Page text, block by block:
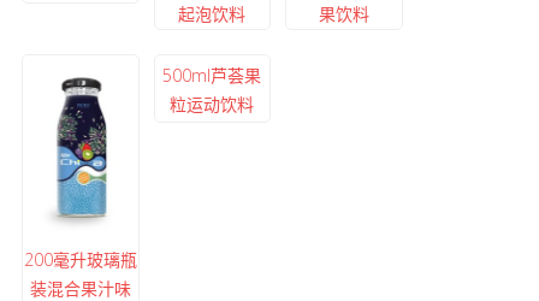
起泡饮料
果饮料
200毫升玻璃瓶
装混合果汁味
500ml芦荟果
粒运动饮料